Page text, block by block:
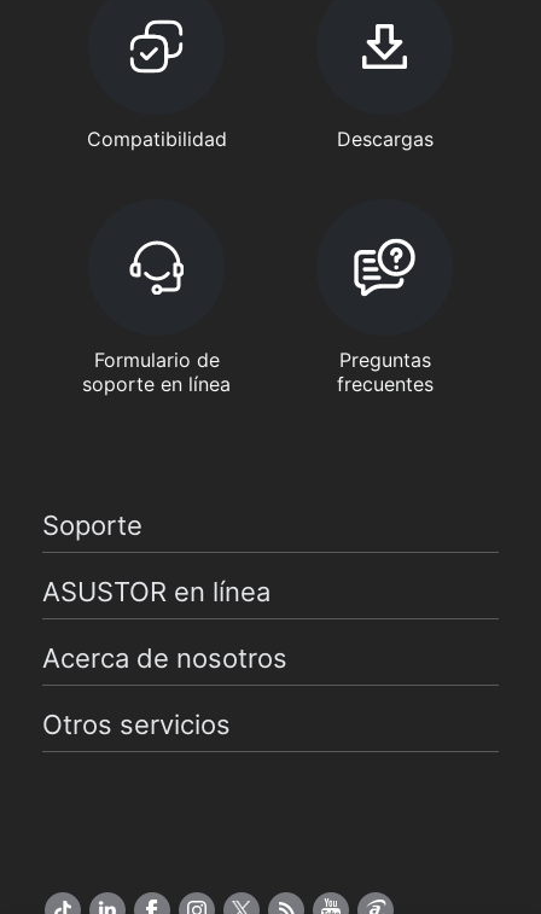
Compatibilidad Descargas
Formulario de
soporte en línea
Preguntas
frecuentes
Soporte
ASUSTOR en línea
Acerca de nosotros
Otros servicios